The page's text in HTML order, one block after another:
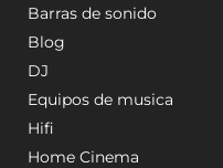
Barras de sonido
Blog
DJ
Equipos de musica
Hifi
Home Cinema